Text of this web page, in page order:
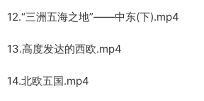
12.“三洲五海之地”——中东(下).mp4
13.高度发达的西欧.mp4
14.北欧五国.mp4